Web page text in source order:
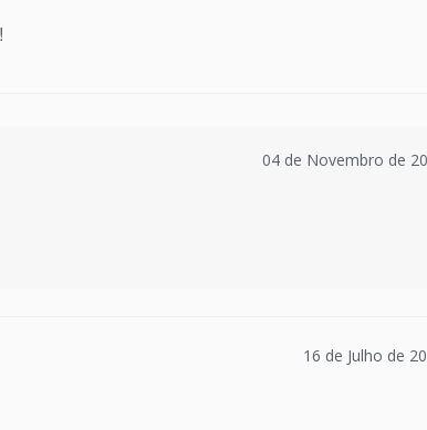
04 de Novembro de
16 de Julho de